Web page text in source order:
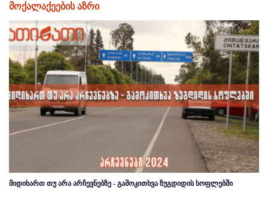
მოქალაქეების აზრი
მიდიხართ თუ არა არჩევნებზე - გამოკითხვა ზუგდიდის სოფლებში